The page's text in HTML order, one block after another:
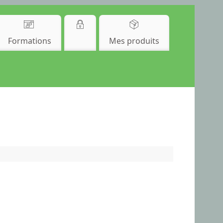
Formations Mes produits